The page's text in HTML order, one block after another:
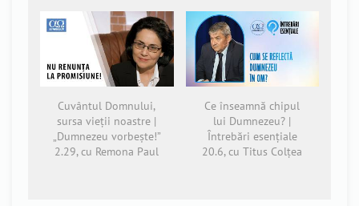
Cuvântul Domnului,
sursa vieții noastre |
„Dumnezeu vorbește!”
2.29, cu Remona Paul
Ce înseamnă chipul
lui Dumnezeu? |
Întrebări esențiale
20.6, cu Titus Colțea